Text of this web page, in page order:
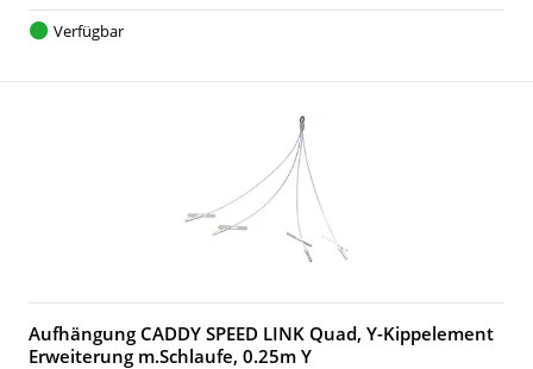
Verfügbar
Aufhängung CADDY SPEED LINK Quad, Y-Kippelement
Erweiterung m.Schlaufe, 0.25m Y